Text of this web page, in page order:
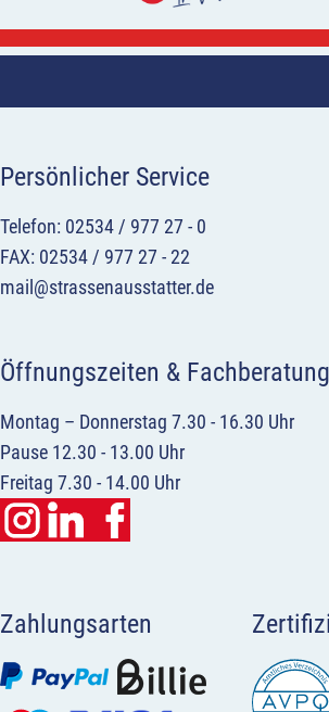
Persönlicher Service
Telefon: 02534 / 977 27 - 0
FAX: 02534 / 977 27 - 22
mail@strassenausstatter.de
Öffnungszeiten & Fachberatung
Montag – Donnerstag 7.30 - 16.30 Uhr
Pause 12.30 - 13.00 Uhr
Freitag 7.30 - 14.00 Uhr
Zahlungsarten